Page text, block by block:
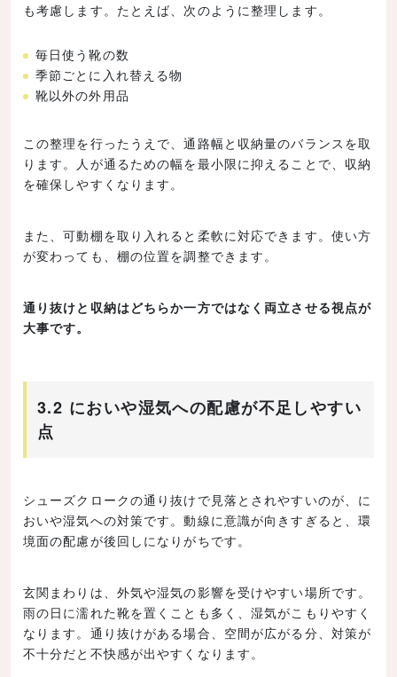
も考慮します。たとえば、次のように整理します。
毎日使う靴の数
季節ごとに入れ替える物
靴以外の外用品
この整理を行ったうえで、通路幅と収納量のバランスを取
ります。人が通るための幅を最小限に抑えることで、収納
を確保しやすくなります。
また、可動棚を取り入れると柔軟に対応できます。使い方
が変わっても、棚の位置を調整できます。
通り抜けと収納はどちらか一方ではなく両立させる視点が
大事です。
3.2 においや湿気への配慮が不足しやすい
点
シューズクロークの通り抜けで見落とされやすいのが、に
おいや湿気への対策です。動線に意識が向きすぎると、環
境面の配慮が後回しになりがちです。
玄関まわりは、外気や湿気の影響を受けやすい場所です。
雨の日に濡れた靴を置くことも多く、湿気がこもりやすく
なります。通り抜けがある場合、空間が広がる分、対策が
不十分だと不快感が出やすくなります。